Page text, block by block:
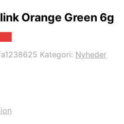
Orange Green 6g
Kategori: Nyheder